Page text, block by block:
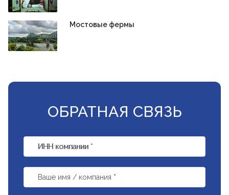
Мостовые фермы
ОБРАТНАЯ СВЯЗЬ
ИНН компании *
Ваше имя / компания *